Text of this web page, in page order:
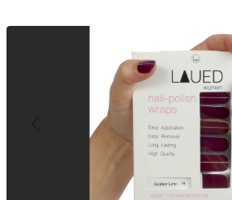
überspringen